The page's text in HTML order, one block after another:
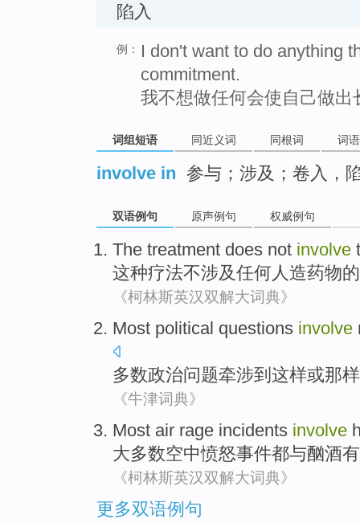
陷入
例：
I don't want to do anything
commitment.
我不想做任何会使自己做出
词组短语 同近义词 同根词 词
involve in 参与；涉及；卷入，
双语例句 原声例句 权威例句
The treatment does not involve
这种疗法不涉及任何人造药物的
《柯林斯英汉双解大词典》
Most political questions involve
多数政治问题牵涉到这样或那
《牛津词典》
Most air rage incidents involve
大多数空中愤怒事件都与酗酒
《柯林斯英汉双解大词典》
更多双语例句